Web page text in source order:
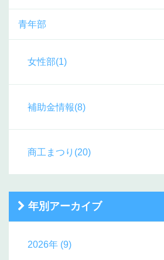
青年部
女性部(1)
補助金情報(8)
商工まつり(20)
年別アーカイブ
2026年 (9)